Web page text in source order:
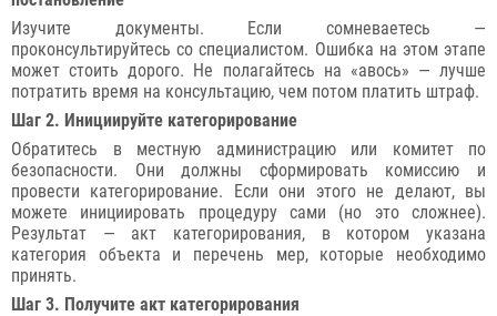
Изучите документы. Если сомневаетесь —
проконсультируйтесь со специалистом. Ошибка на этом этапе
может стоить дорого. Не полагайтесь на «авось» — лучше
потратить время на консультацию, чем потом платить штраф.
Шаг 2. Инициируйте категорирование
Обратитесь в местную администрацию или комитет по
безопасности. Они должны сформировать комиссию и
провести категорирование. Если они этого не делают, вы
можете инициировать процедуру сами (но это сложнее).
Результат — акт категорирования, в котором указана
категория объекта и перечень мер, которые необходимо
принять.
Шаг 3. Получите акт категорирования